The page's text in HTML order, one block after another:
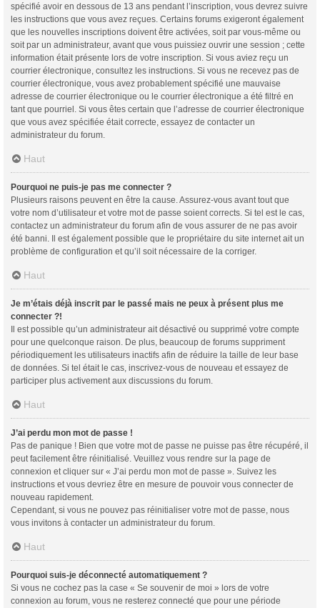
spécifié avoir en dessous de 13 ans pendant l’inscription, vous devrez suivre
les instructions que vous avez reçues. Certains forums exigeront également
que les nouvelles inscriptions doivent être activées, soit par vous-même ou
soit par un administrateur, avant que vous puissiez ouvrir une session ; cette
information était présente lors de votre inscription. Si vous aviez reçu un
courrier électronique, consultez les instructions. Si vous ne recevez pas de
courrier électronique, vous avez probablement spécifié une mauvaise
adresse de courrier électronique ou le courrier électronique a été filtré en
tant que pourriel. Si vous êtes certain que l’adresse de courrier électronique
que vous avez spécifiée était correcte, essayez de contacter un
administrateur du forum.
Haut
Pourquoi ne puis-je pas me connecter ?
Plusieurs raisons peuvent en être la cause. Assurez-vous avant tout que
votre nom d’utilisateur et votre mot de passe soient corrects. Si tel est le cas,
contactez un administrateur du forum afin de vous assurer de ne pas avoir
été banni. Il est également possible que le propriétaire du site internet ait un
problème de configuration et qu’il soit nécessaire de la corriger.
Haut
Je m’étais déjà inscrit par le passé mais ne peux à présent plus me
connecter ?!
Il est possible qu’un administrateur ait désactivé ou supprimé votre compte
pour une quelconque raison. De plus, beaucoup de forums suppriment
périodiquement les utilisateurs inactifs afin de réduire la taille de leur base
de données. Si tel était le cas, inscrivez-vous de nouveau et essayez de
participer plus activement aux discussions du forum.
Haut
J’ai perdu mon mot de passe !
Pas de panique ! Bien que votre mot de passe ne puisse pas être récupéré, il
peut facilement être réinitialisé. Veuillez vous rendre sur la page de
connexion et cliquer sur « J’ai perdu mon mot de passe ». Suivez les
instructions et vous devriez être en mesure de pouvoir vous connecter de
nouveau rapidement.
Cependant, si vous ne pouvez pas réinitialiser votre mot de passe, nous
vous invitons à contacter un administrateur du forum.
Haut
Pourquoi suis-je déconnecté automatiquement ?
Si vous ne cochez pas la case « Se souvenir de moi » lors de votre
connexion au forum, vous ne resterez connecté que pour une période